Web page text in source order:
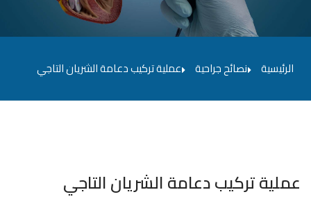
الرئيسية نصائح جراحية عملية تركيب دعامة الشريان التاجي
عملية تركيب دعامة الشريان التاجي